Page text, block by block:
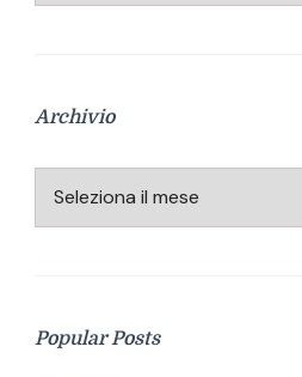
Archivio
Archivio
Popular Posts